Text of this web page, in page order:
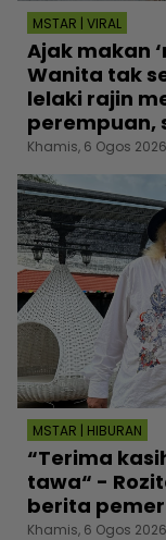
MSTAR | VIRAL
Ajak makan
Wanita tak
lelaki rajin
perempuan,
Khamis, 6 Ogos 2026
MSTAR | HIBURAN
“Terima
tawa“ -
berita
Khamis, 6 Ogos